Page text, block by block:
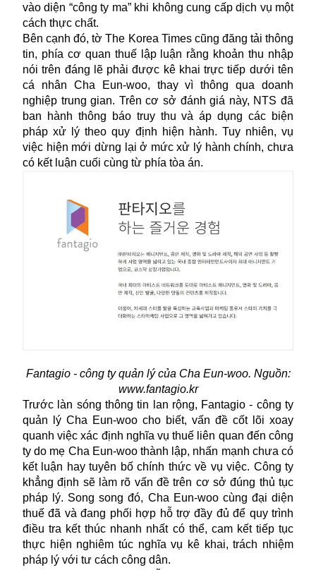
vào diện “công ty ma” khi không cung cấp dịch vụ một
cách thực chất.
Bên cạnh đó, tờ The Korea Times cũng đăng tải thông
tin, phía cơ quan thuế lập luận rằng khoản thu nhập
nói trên đáng lẽ phải được kê khai trực tiếp dưới tên
cá nhân Cha Eun-woo, thay vì thông qua doanh
nghiệp trung gian. Trên cơ sở đánh giá này, NTS đã
ban hành thông báo truy thu và áp dụng các biện
pháp xử lý theo quy định hiện hành. Tuy nhiên, vụ
việc hiện mới dừng lại ở mức xử lý hành chính, chưa
có kết luận cuối cùng từ phía tòa án.
Fantagio - công ty quản lý của Cha Eun-woo. Nguồn:
www.fantagio.kr
Trước làn sóng thông tin lan rộng, Fantagio - công ty
quản lý Cha Eun-woo cho biết, vấn đề cốt lõi xoay
quanh việc xác định nghĩa vụ thuế liên quan đến công
ty do mẹ Cha Eun-woo thành lập, nhấn mạnh chưa có
kết luận hay tuyên bố chính thức về vụ việc. Công ty
khẳng định sẽ làm rõ vấn đề trên cơ sở đúng thủ tục
pháp lý. Song song đó, Cha Eun-woo cùng đại diện
thuế đã và đang phối hợp hỗ trợ đầy đủ để quy trình
điều tra kết thúc nhanh nhất có thể, cam kết tiếp tục
thực hiện nghiêm túc nghĩa vụ kê khai, trách nhiệm
pháp lý với tư cách công dân.